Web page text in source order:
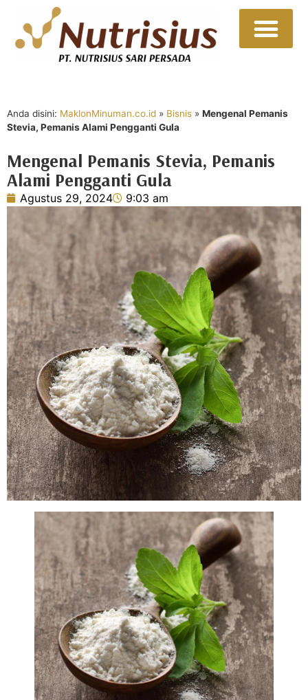
Anda disini: MaklonMinuman.co.id » Bisnis » Mengenal Pemanis
Stevia, Pemanis Alami Pengganti Gula
Mengenal Pemanis Stevia, Pemanis
Alami Pengganti Gula
Agustus 29, 2024 9:03 am